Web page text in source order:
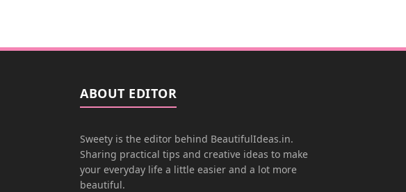
ABOUT EDITOR
Sweety is the editor behind BeautifulIdeas.in.
Sharing practical tips and creative ideas to make
your everyday life a little easier and a lot more
beautiful.